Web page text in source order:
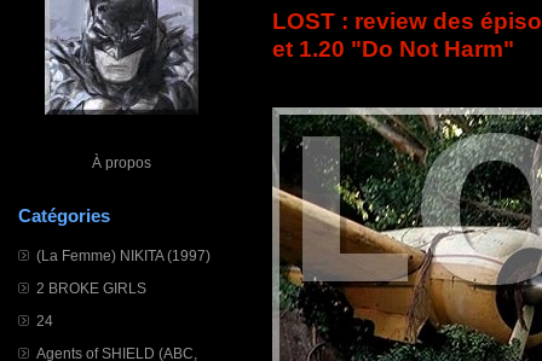
À propos
Catégories
(La Femme) NIKITA (1997)
2 BROKE GIRLS
24
Agents of SHIELD (ABC,
LOST : review des
et 1.20 "Do Not Harm"